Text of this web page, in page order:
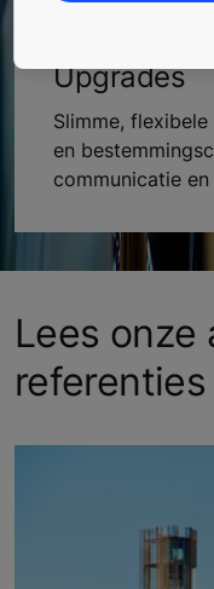
Upgrades
Slimme,
en
communicatie
Lees onze
referenties